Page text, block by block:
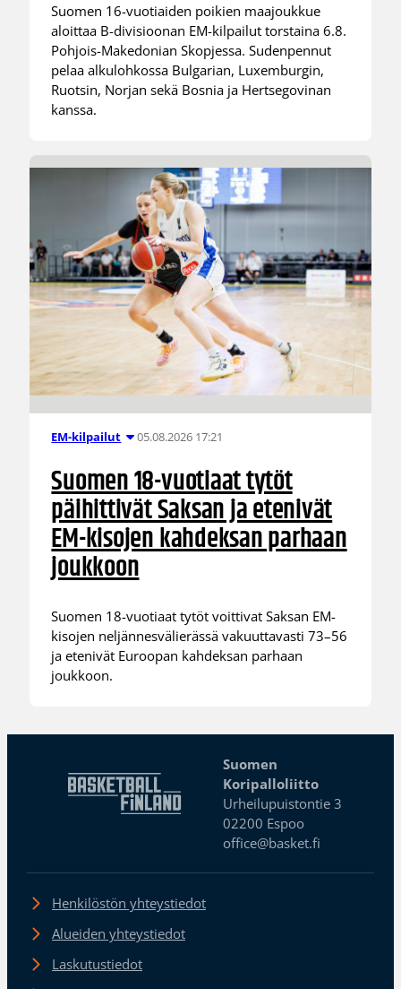
Suomen 16-vuotiaiden poikien maajoukkue
aloittaa B-divisioonan EM-kilpailut torstaina 6.8.
Pohjois-Makedonian Skopjessa. Sudenpennut
pelaa alkulohkossa Bulgarian, Luxemburgin,
Ruotsin, Norjan sekä Bosnia ja Hertsegovinan
kanssa.
EM-kilpailut 05.08.2026 17:21
Suomen 18-vuotiaat tytöt
päihittivät Saksan ja etenivät
EM-kisojen kahdeksan parhaan
joukkoon
Suomen 18-vuotiaat tytöt voittivat Saksan EM-
kisojen neljännesvälierässä vakuuttavasti 73–56
ja etenivät Euroopan kahdeksan parhaan
joukkoon.
Suomen
Koripalloliitto
Urheilupuistontie 3
02200 Espoo
office@basket.fi
Henkilöstön yhteystiedot
Alueiden yhteystiedot
Laskutustiedot